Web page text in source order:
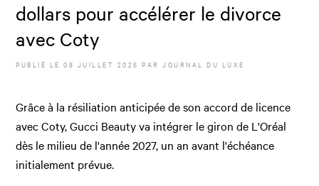
dollars pour accélérer le divorce
avec Coty
PUBLIÉ LE08 JUILLET 2026 PAR JOURNAL DU LUXE
Grâce à la résiliation anticipée de son accord de licence
avec Coty, Gucci Beauty va intégrer le giron de L'Oréal
dès le milieu de l'année 2027, un an avant l'échéance
initialement prévue.